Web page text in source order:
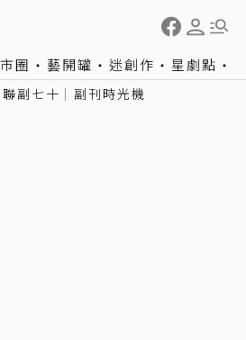
圈 藝開罐 迷創作 星劇點
聯副七十 副刊時光機